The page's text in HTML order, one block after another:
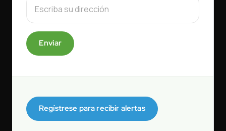
Enviar
Regístrese para recibir alertas